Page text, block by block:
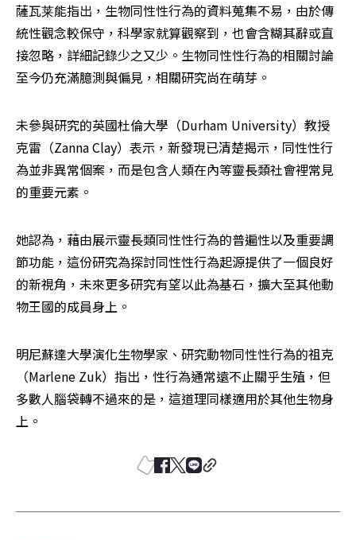
薩瓦莱能指出，生物同性性行為的資料蒐集不易，由於傳
統性觀念較保守，科學家就算觀察到，也會含糊其辭或直
接忽略，詳細記錄少之又少。生物同性性行為的相關討論
至今仍充滿臆測與偏見，相關研究尚在萌芽。
未參與研究的英國杜倫大學（Durham University）教授
克雷（Zanna Clay）表示，新發現已清楚揭示，同性性行
為並非異常個案，而是包含人類在內等靈長類社會裡常見
的重要元素。
她認為，藉由展示靈長類同性性行為的普遍性以及重要調
節功能，這份研究為探討同性性行為起源提供了一個良好
的新視角，未來更多研究有望以此為基石，擴大至其他動
物王國的成員身上。
明尼蘇達大學演化生物學家、研究動物同性性行為的祖克
（Marlene Zuk）指出，性行為通常遠不止關乎生殖，但
多數人腦袋轉不過來的是，這道理同樣適用於其他生物身
上。